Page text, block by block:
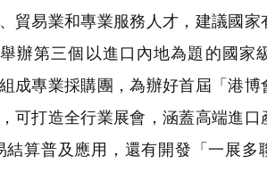
易業和專業服務人才，建議國家
辦第三個以進口內地為題的國家
專業採購團，為辦好首屆「港博
可打造全行業展會，涵蓋高端進口
算普及應用，還有開發「一展多